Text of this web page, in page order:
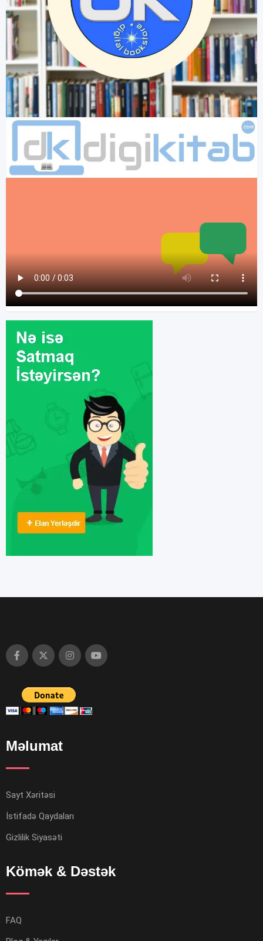
Məlumat
Sayt Xəritəsi
İstifadə Qaydaları
Gizlilik Siyasəti
Kömək & Dəstək
FAQ